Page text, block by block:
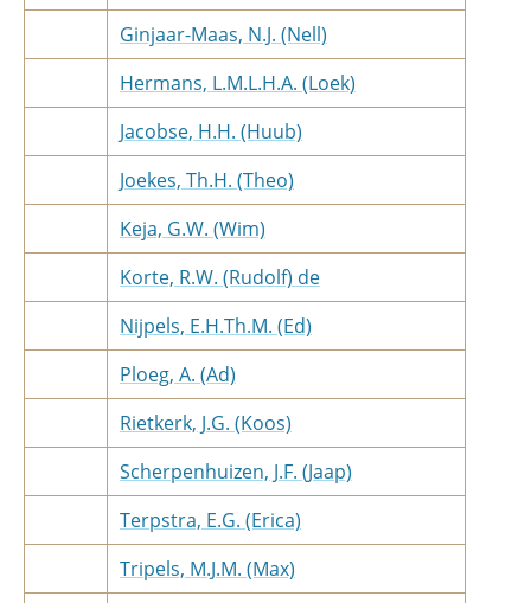
Ginjaar-Maas, N.J. (Nell)
Hermans, L.M.L.H.A. (Loek)
Jacobse, H.H. (Huub)
Joekes, Th.H. (Theo)
Keja, G.W. (Wim)
Korte, R.W. (Rudolf) de
Nijpels, E.H.Th.M. (Ed)
Ploeg, A. (Ad)
Rietkerk, J.G. (Koos)
Scherpenhuizen, J.F. (Jaap)
Terpstra, E.G. (Erica)
Tripels, M.J.M. (Max)